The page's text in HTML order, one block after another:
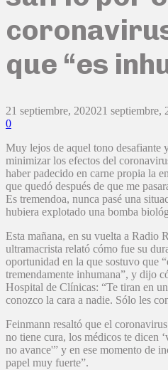
que “es
21 septiembre, 202021 septiembre,
0
Muy lejos de aquel tono desafiante
minimizar los efectos del
haber padecido en carne propia la
que quedó después de que me
Es tremendoa, nunca pasé una
hubiera explotado una bomba
Esta mañana, en su vuelta a Radio
ultramacrista relató cómo fue su
oportunidad en la que sostuvo que
tremendamente inhumana”, y dijo
Hospital de Clínicas: “Te tiran en
conozco la cara a nadie. Sólo les
Feinmann resaltó que el
no tiene cura, los médicos te dicen
no avance'” y en ese momento de
papel muy fuerte”.